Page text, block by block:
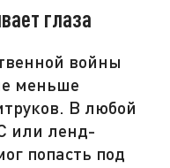
глаза
войны
меньше
В любой
или ленд-
попасть под